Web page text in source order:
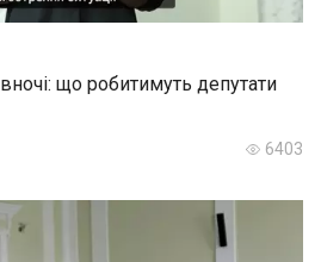
що робитимуть депутати
6403